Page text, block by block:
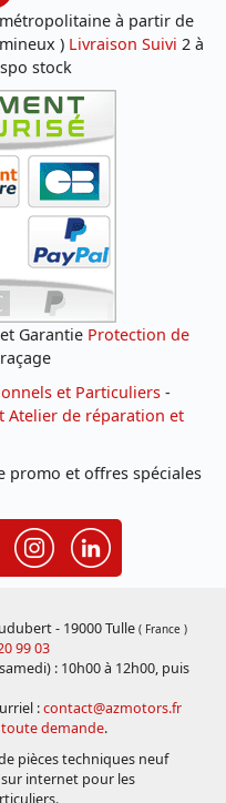
à partir de
) Livraison Suivi 2 à
stock
et Garantie Protection de
et Particuliers -
Atelier de réparation et
promo et offres spéciales
- 19000 Tulle ( France )
99 03
: 10h00 à 12h00, puis
:contact@azmotors.fr
demande.
pièces techniques neuf
internet pour les